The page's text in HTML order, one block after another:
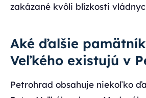
zakázané kvôli blízkosti
Aké ďalšie
Veľkého existujú v
Petrohrad obsahuje niekoľko